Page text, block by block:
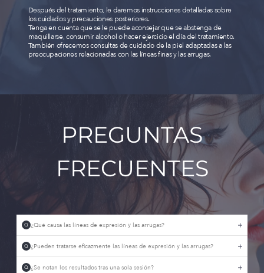
Después del tratamiento, le daremos instrucciones detalladas sobre
los cuidados y precauciones posteriores.
Tenga en cuenta que se le puede aconsejar que se abstenga de
maquillarse, consumir alcohol o hacer ejercicio el día del tratamiento.
También ofrecemos consultas de cuidado de la piel adaptadas a las
preocupaciones relacionadas con las líneas finas y las arrugas.
PREGUNTAS
FRECUENTES
Q ¿Qué causa las líneas de expresión y las arrugas?
Q ¿Pueden tratarse eficazmente las líneas de expresión y las arrugas?
Q ¿Se notan los resultados tras una sola sesión?